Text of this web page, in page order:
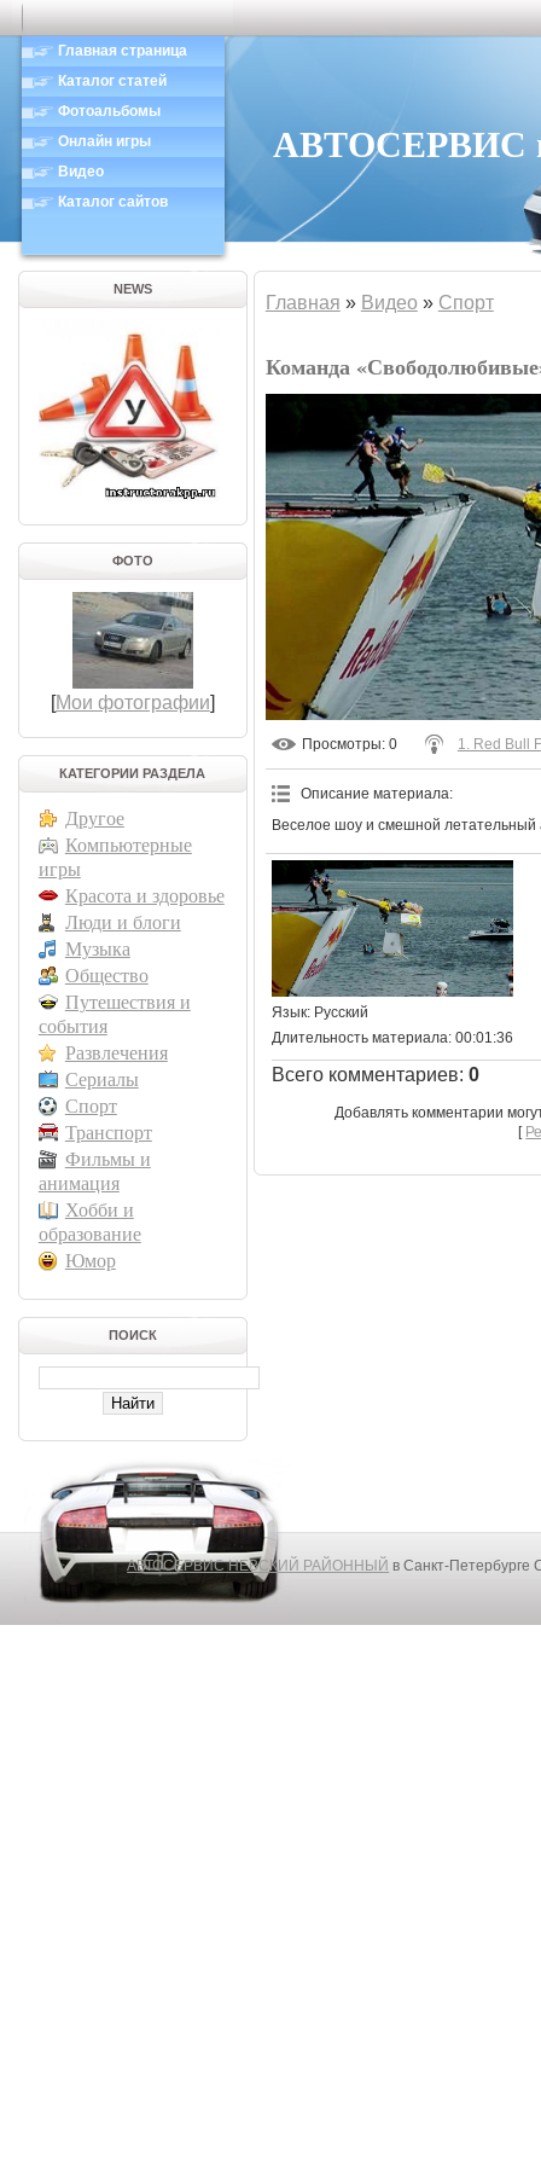
Главная страница
Каталог статей
Фотоальбомы
Онлайн игры
Видео
Каталог сайтов
АВТОСЕРВИС в
NEWS
ФОТО
[Мои фотографии]
КАТЕГОРИИ РАЗДЕЛА
Другое
Компьютерные
игры
Красота и здоровье
Люди и блоги
Музыка
Общество
Путешествия и
события
Развлечения
Сериалы
Спорт
Транспорт
Фильмы и
анимация
Хобби и
образование
Юмор
ПОИСК
Главная » Видео » Спорт
Команда
Просмотры: 0 1. Red Bull
Описание материала:
Веселое шоу и смешной
Язык: Русский
Длительность материала: 00:01:36
Всего комментариев: 0
Добавлять комментарии
[
АВТОСЕРВИС НЕВСКИЙ РАЙОННЫЙ в Санкт-Петербурге